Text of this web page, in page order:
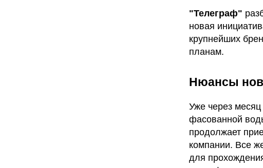
"Телеграф"
новая
крупнейших
планам.
Нюансы
Уже через
фасованной
продолжает
компании. Все
для